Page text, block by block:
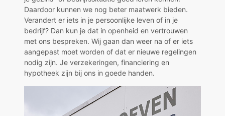
Daardoor kunnen we nog beter maatwerk bieden.
Verandert er iets in je persoonlijke leven of in je
bedrijf? Dan kun je dat in openheid en vertrouwen
met ons bespreken. Wij gaan dan weer na of er iets
aangepast moet worden of dat er nieuwe regelingen
nodig zijn. Je verzekeringen, financiering en
hypotheek zijn bij ons in goede handen.